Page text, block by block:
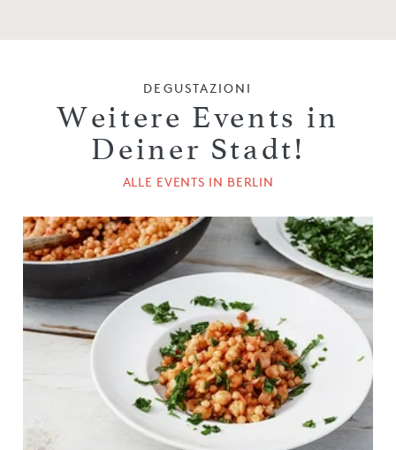
DEGUSTAZIONI
Weitere Events in
Deiner Stadt!
ALLE EVENTS IN BERLIN